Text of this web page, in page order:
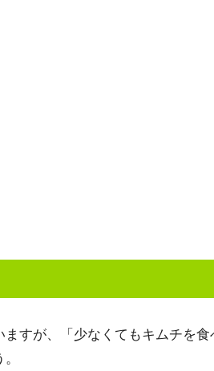
すが、「少なくてもキムチを